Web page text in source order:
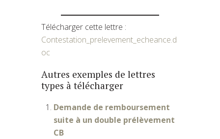
Télécharger cette lettre :
Contestation_prelevement_echeance.d
oc
Autres exemples de lettres
types à télécharger
Demande de remboursement
suite à un double prélèvement
CB